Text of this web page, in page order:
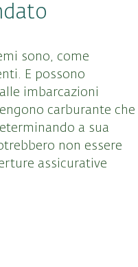
sono, come
E possono
imbarcazioni
carburante che
a sua
non essere
assicurative